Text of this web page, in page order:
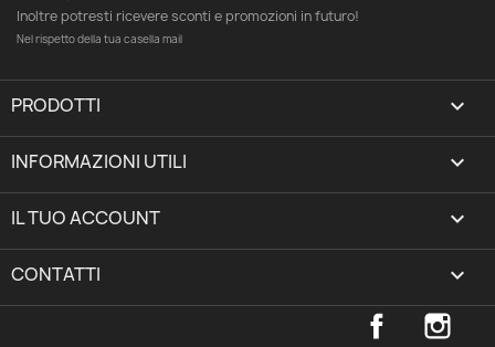
Inoltre potresti ricevere sconti e promozioni in futuro!
Nel rispetto della tua casella mail
PRODOTTI 
INFORMAZIONI UTILI 
IL TUO ACCOUNT expand_more
CONTATTI keyboard_arrow_down
Facebook